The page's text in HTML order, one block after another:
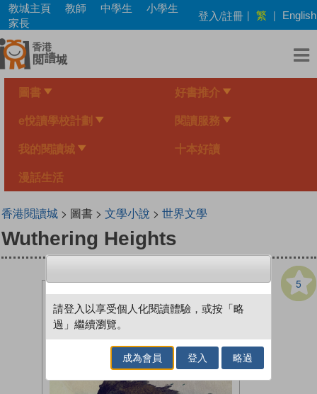
Skip
main
content
教城主頁 教師 中學生
小學生
家長
登入/註冊 | 繁 | English
圖書 好書推介
e悅讀學校計劃 閱讀服務
我的閱讀城 十本好讀
漫話生活
香港閱讀城> 圖書 > 文學小說 > 世界文學
Wuthering Heights
5
請登入以享受個人化閱讀體驗，或按「略
過」繼續瀏覽。
成為會員 登入 略過